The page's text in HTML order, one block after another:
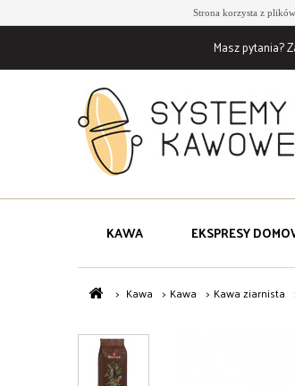
Strona korzysta z
Masz pytania?
KAWA EKSPRESY
> Kawa > Kawa > Kawa ziarnista